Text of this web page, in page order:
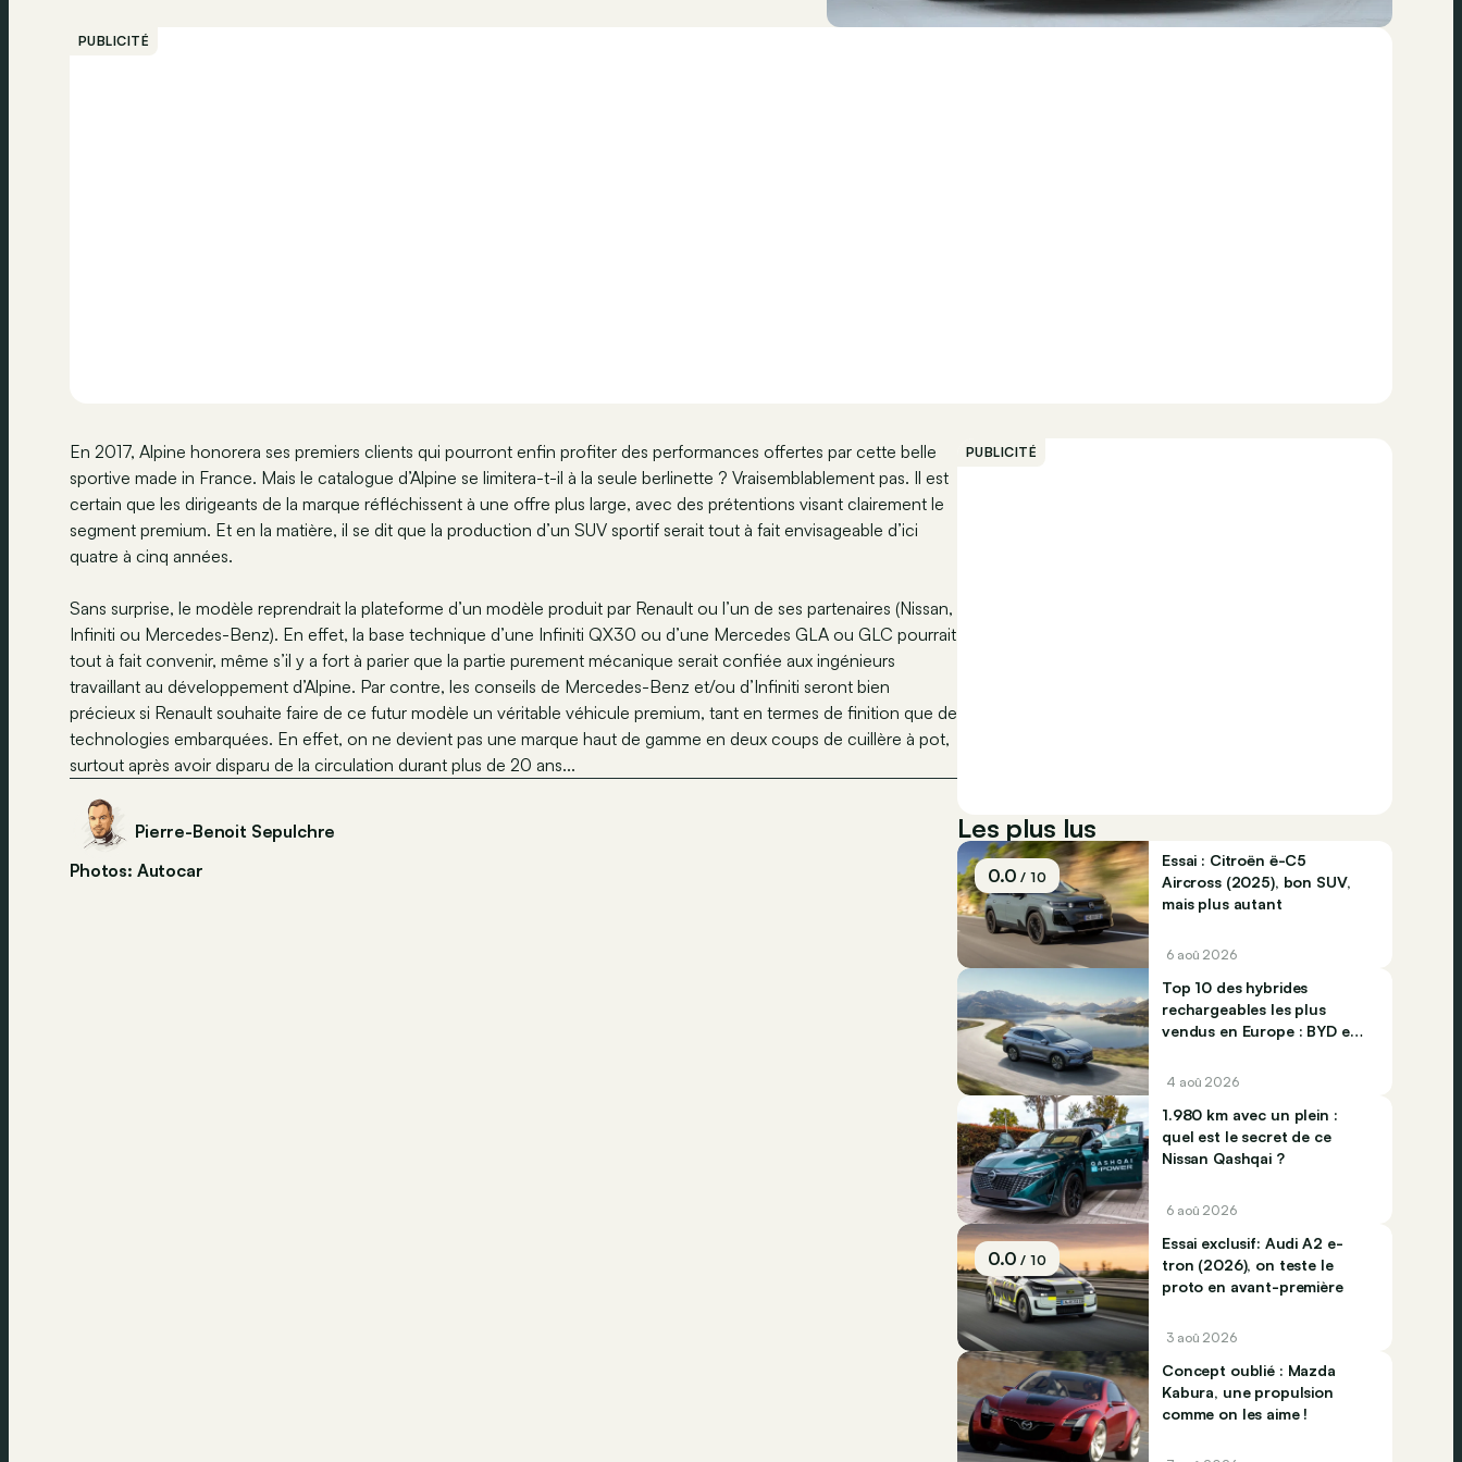
PUBLICITÉ
En 2017, Alpine honorera ses premiers clients qui pourront enfin profiter des performances offertes par cette belle
sportive made in France. Mais le catalogue d’Alpine se limitera-t-il à la seule berlinette ? Vraisemblablement pas. Il est
certain que les dirigeants de la marque réfléchissent à une offre plus large, avec des prétentions visant clairement le
segment premium. Et en la matière, il se dit que la production d’un SUV sportif serait tout à fait envisageable d’ici
quatre à cinq années.
Sans surprise, le modèle reprendrait la plateforme d’un modèle produit par Renault ou l’un de ses partenaires (Nissan,
Infiniti ou Mercedes-Benz). En effet, la base technique d’une Infiniti QX30 ou d’une Mercedes GLA ou GLC pourrait
tout à fait convenir, même s’il y a fort à parier que la partie purement mécanique serait confiée aux ingénieurs
travaillant au développement d’Alpine. Par contre, les conseils de Mercedes-Benz et/ou d’Infiniti seront bien
précieux si Renault souhaite faire de ce futur modèle un véritable véhicule premium, tant en termes de finition que de
technologies embarquées. En effet, on ne devient pas une marque haut de gamme en deux coups de cuillère à pot,
surtout après avoir disparu de la circulation durant plus de 20 ans...
Pierre-Benoit Sepulchre
Photos: Autocar
PUBLICITÉ
Les plus lus
0.0/ 10
Essai : Citroën ë-C5
Aircross (2025), bon SUV,
mais plus autant
6 aoû 2026
Top 10 des hybrides
rechargeables les plus
vendus en Europe : BYD et
4 aoû 2026
1.980 km avec un plein :
quel est le secret de ce
Nissan Qashqai ?
6 aoû 2026
0.0/ 10
Essai exclusif: Audi A2 e-
tron (2026), on teste le
proto en avant-première
3 aoû 2026
Concept oublié : Mazda
Kabura, une propulsion
comme on les aime !